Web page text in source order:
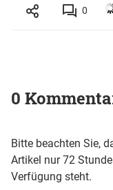
0
0
Bitte beachten Sie,
Artikel nur 72
Verfügung steht.